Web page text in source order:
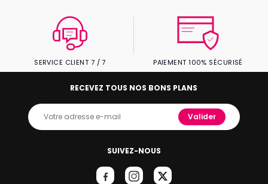
SERVICE CLIENT 7 / 7 PAIEMENT 100% SÉCURISÉ
SUIVEZ-NOUS
RECEVEZ TOUS NOS BONS PLANS
Valider